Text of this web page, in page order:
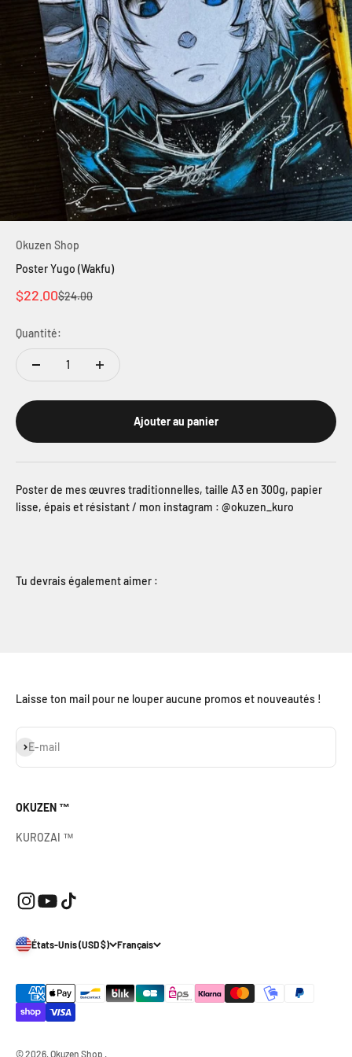
Okuzen Shop
Poster Yugo (Wakfu)
Prix de vente
$22.00Prix normal
$24.00
Quantité:
Ajouter au panier
Poster de mes œuvres traditionnelles, taille A3 en 300g, papier
lisse, épais et résistant / mon instagram : @okuzen_kuro
Tu devrais également aimer :
Laisse ton mail pour ne louper aucune promos et nouveautés !
E-mail
S'inscrire
OKUZEN ™
KUROZAI ™
États-Unis (USD $) Français
© 2026, Okuzen Shop .